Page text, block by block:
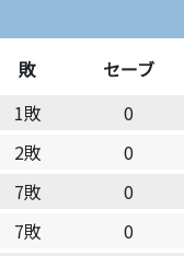
敗 セーブ
1敗 0
2敗 0
7敗 0
7敗 0